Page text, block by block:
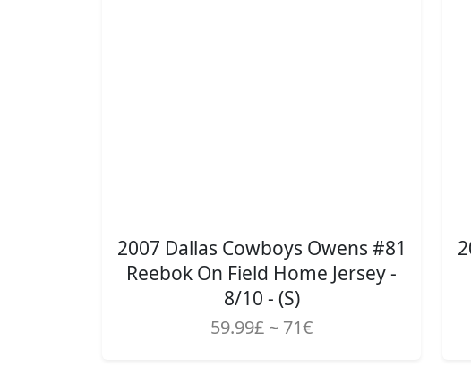
2007 Dallas Cowboys Owens #81
Reebok On Field Home Jersey -
8/10 - (S)
59.99£ ~ 71€